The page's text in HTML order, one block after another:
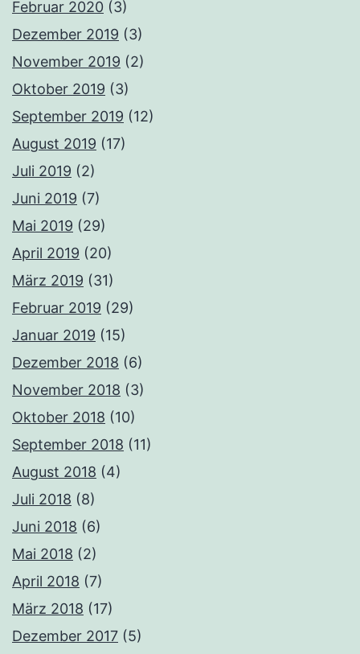
Februar 2020 (3)
Dezember 2019 (3)
November 2019 (2)
Oktober 2019 (3)
September 2019 (12)
August 2019 (17)
Juli 2019 (2)
Juni 2019 (7)
Mai 2019 (29)
April 2019 (20)
März 2019 (31)
Februar 2019 (29)
Januar 2019 (15)
Dezember 2018 (6)
November 2018 (3)
Oktober 2018 (10)
September 2018 (11)
August 2018 (4)
Juli 2018 (8)
Juni 2018 (6)
Mai 2018 (2)
April 2018 (7)
März 2018 (17)
Dezember 2017 (5)